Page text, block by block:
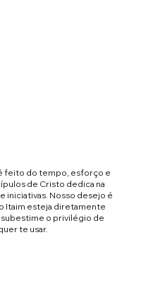
feito do tempo, esforço e
de Cristo dedica na
iniciativas. Nosso desejo é
Itaim esteja diretamente
o privilégio de
te usar.